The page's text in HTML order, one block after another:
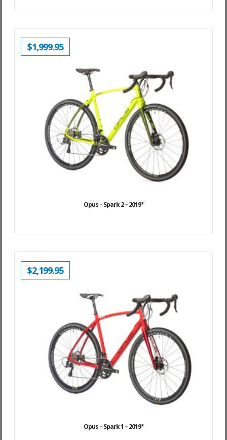
Opus – Spark 2 – 2019*
$1,999.95
Opus – Spark 1 – 2019*
$2,199.95